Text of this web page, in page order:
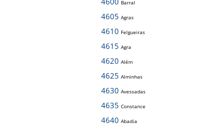
Barral
4605 Agras
4610 Felgueiras
4615 Agra
4620 Além
4625 Alminhas
4630 Avessadas
4635 Constance
4640 Abadia